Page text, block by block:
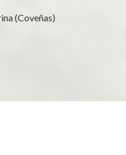
(Coveñas)